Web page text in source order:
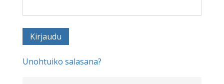
Unohtuiko salasana?